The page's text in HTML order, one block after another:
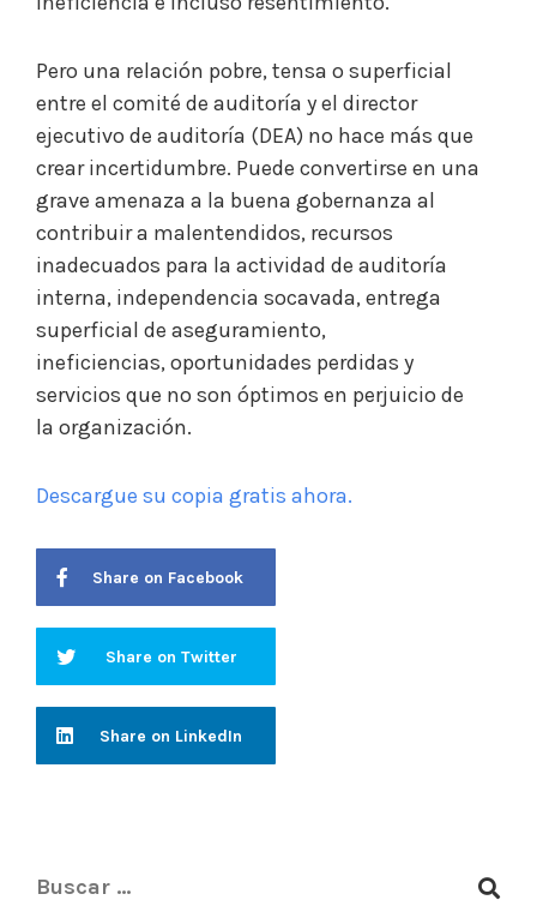
Pero una relación pobre, tensa o superficial
entre el comité de auditoría y el director
ejecutivo de auditoría (DEA) no hace más que
crear incertidumbre. Puede convertirse en una
grave amenaza a la buena gobernanza al
contribuir a malentendidos, recursos
inadecuados para la actividad de auditoría
interna, independencia socavada, entrega
superficial de aseguramiento,
ineficiencias, oportunidades perdidas y
servicios que no son óptimos en perjuicio de
la organización.
Descargue su copia gratis ahora.
Share on Facebook
Share on Twitter
Share on LinkedIn